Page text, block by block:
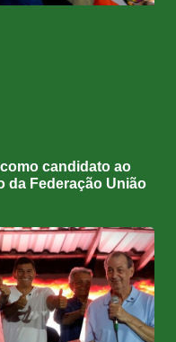
candidato ao
da Federação União